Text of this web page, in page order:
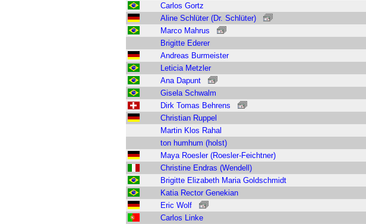
Carlos Gortz
Aline Schlüter (Dr. Schlüter)
Marco Mahrus
Brigitte Ederer
Andreas Burmeister
Leticia Metzler
Ana Dapunt
Gisela Schwalm
Dirk Tomas Behrens
Christian Ruppel
Martin Klos Rahal
ton humhum (holst)
Maya Roesler (Roesler-Feichtner)
Christine Endras (Wendell)
Brigitte Elizabeth Maria Goldschmidt
Katia Rector Genekian
Eric Wolf
Carlos Linke